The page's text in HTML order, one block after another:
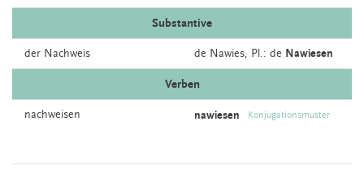
Substantive
der Nachweis de Nawies, Pl.: de Nawiesen
Verben
nachweisen nawiesen Konjugationsmuster